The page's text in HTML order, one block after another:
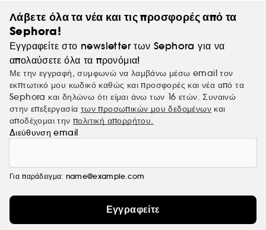
Λάβετε όλα τα νέα και τις προσφορές από τα
Sephora!
Εγγραφείτε στο newsletter των Sephora για να
απολαύσετε όλα τα προνόμια!
Με την εγγραφή, συμφωνώ να λαμβάνω μέσω email τον
εκπτωτικό μου κωδικό καθώς και προσφορές και νέα από τα
Sephora και δηλώνω ότι είμαι άνω των 16 ετών. Συναινώ
στην επεξεργασία των προσωπικών μου δεδομένων και
αποδέχομαι την πολιτική απορρήτου.
Διεύθυνση email
Για παράδειγμα: name@example.com
Εγγραφείτε